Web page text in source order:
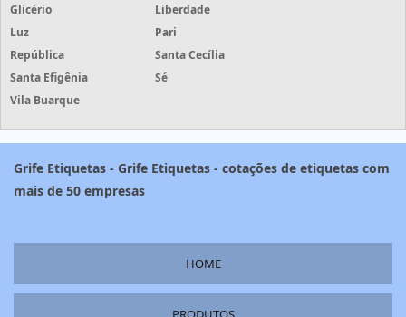
Glicério
Liberdade
Luz
Pari
República
Santa Cecília
Santa Efigênia
Sé
Vila Buarque
Grife Etiquetas - Grife Etiquetas - cotações de etiquetas com
mais de 50 empresas
HOME